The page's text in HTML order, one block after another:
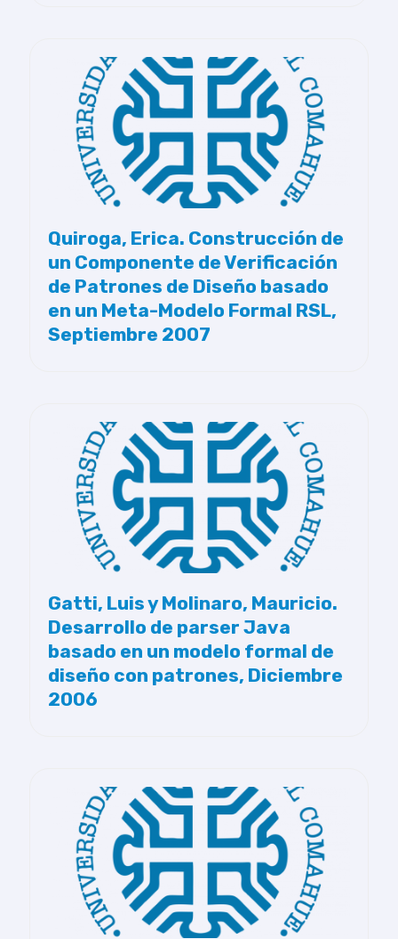
Quiroga, Erica. Construcción de
un Componente de Verificación
de Patrones de Diseño basado
en un Meta-Modelo Formal RSL,
Septiembre 2007
Gatti, Luis y Molinaro, Mauricio.
Desarrollo de parser Java
basado en un modelo formal de
diseño con patrones, Diciembre
2006